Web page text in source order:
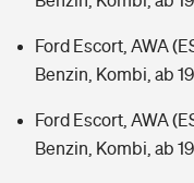
Ford Escort, AWA
Benzin, Kombi, ab
Ford Escort, AWA
Benzin, Kombi, ab